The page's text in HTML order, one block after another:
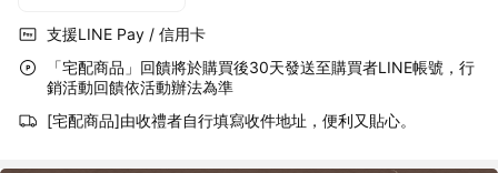
支援LINE Pay / 信用卡
「宅配商品」回饋將於購買後30天發送至購買者LINE帳號，行
銷活動回饋依活動辦法為準
[宅配商品]由收禮者自行填寫收件地址，便利又貼心。